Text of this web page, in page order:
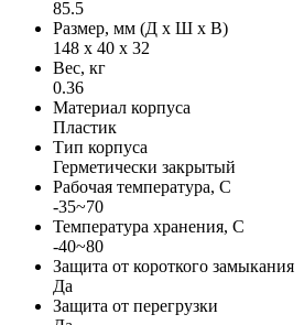
85.5
Размер, мм (Д х Ш х В)
148 х 40 х 32
Вес, кг
0.36
Материал корпуса
Пластик
Тип корпуса
Герметически закрытый
Рабочая температура, С
-35~70
Температура хранения, С
-40~80
Защита от короткого замыкания
Да
Защита от перегрузки